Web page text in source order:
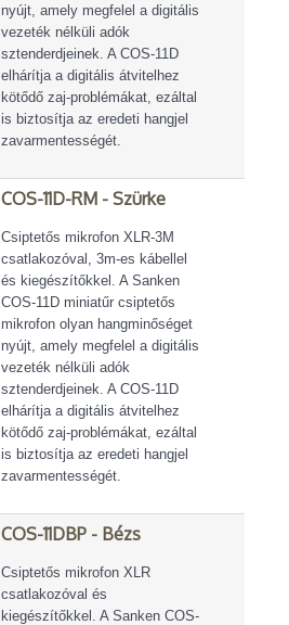
nyújt, amely megfelel a digitális
vezeték nélküli adók
sztenderdjeinek. A COS-11D
elhárítja a digitális átvitelhez
kötődő zaj-problémákat, ezáltal
is biztosítja az eredeti hangjel
zavarmentességét.
COS-11D-RM - Szürke
Csiptetős mikrofon XLR-3M
csatlakozóval, 3m-es kábellel
és kiegészítőkkel. A Sanken
COS-11D miniatűr csiptetős
mikrofon olyan hangminőséget
nyújt, amely megfelel a digitális
vezeték nélküli adók
sztenderdjeinek. A COS-11D
elhárítja a digitális átvitelhez
kötődő zaj-problémákat, ezáltal
is biztosítja az eredeti hangjel
zavarmentességét.
COS-11DBP - Bézs
Csiptetős mikrofon XLR
csatlakozóval és
kiegészítőkkel. A Sanken COS-